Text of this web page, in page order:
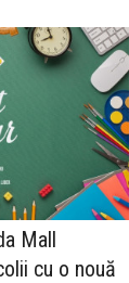
Mall
cu o nouă